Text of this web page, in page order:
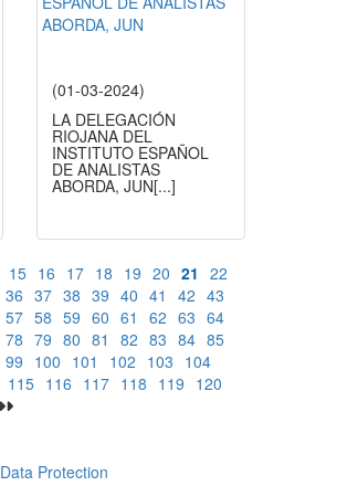
(01-03-2024)
LA DELEGACIÓN
RIOJANA DEL
INSTITUTO ESPAÑOL
DE ANALISTAS
ABORDA, JUN[...]
15 16 17 18 19 20 21 22
36 37 38 39 40 41 42 43
57 58 59 60 61 62 63 64
78 79 80 81 82 83 84 85
99 100 101 102 103 104
115 116 117 118 119 120
Data Protection